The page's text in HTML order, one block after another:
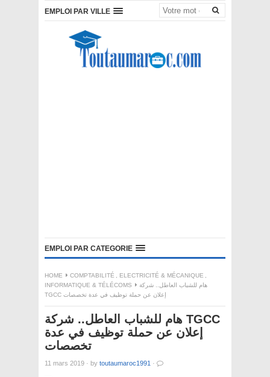
EMPLOI PAR VILLE
EMPLOI PAR CATEGORIE
HOME COMPTABILITÉ , ELECTRICITÉ & MÉCANIQUE ,
INFORMATIQUE & TÉLÉCOMS
هام للشباب العاطل.. شركة
TGCC إعلان عن حملة توظيف في عدة تخصصات
هام للشباب العاطل.. شركة TGCC
إعلان عن حملة توظيف في عدة
تخصصات
11 mars 2019 · by toutaumaroc1991 ·